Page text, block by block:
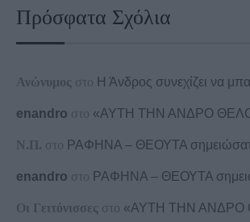
Πρόσφατα Σχόλια
Ανώνυμος στο Η Άνδρος συνεχίζει να
enandro στο «ΑΥΤΗ ΤΗΝ ΑΝΔΡΟ
Ν.Π. στο ΡΑΦΗΝΑ – ΘΕΟΥΤΑ
enandro στο ΡΑΦΗΝΑ – ΘΕΟΥΤΑ
Οι Γειτόνισσες στο «ΑΥΤΗ ΤΗΝ